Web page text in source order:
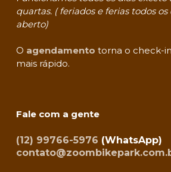
quartas. ( feriados e ferias todos os
aberto)
O agendamento torna o check-in
mais rápido.
Fale com a gente
(12) 99766-5976 (WhatsApp)